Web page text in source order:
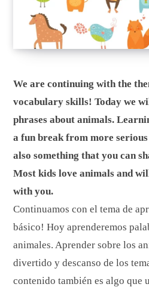
We are continuing with the
vocabulary skills! Today we
phrases about animals.
a fun break from more
also something that you can
Most kids love animals and
with you.
Continuamos con el tema de
básico! Hoy aprenderemos
animales. Aprender sobre los
divertido y descanso de los
contenido también es algo que